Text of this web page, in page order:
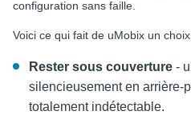
configuration sans faille.
Voici ce qui fait de uMobix un
Rester sous couverture -
silencieusement en arrière-
totalement indétectable.